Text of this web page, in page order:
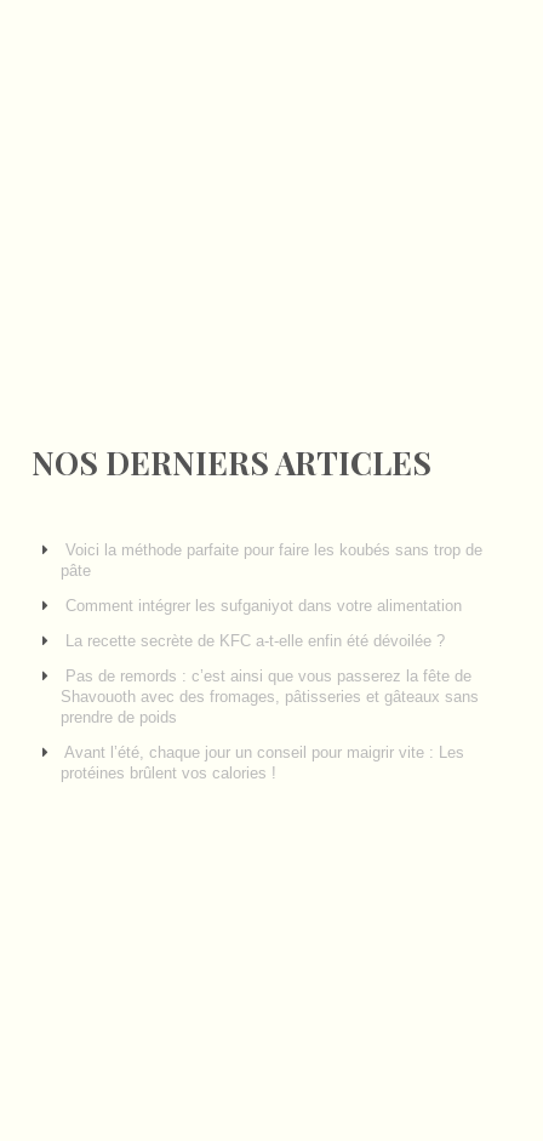
NOS DERNIERS ARTICLES
Voici la méthode parfaite pour faire les koubés sans trop de
pâte
Comment intégrer les sufganiyot dans votre alimentation
La recette secrète de KFC a-t-elle enfin été dévoilée ?
Pas de remords : c’est ainsi que vous passerez la fête de
Shavouoth avec des fromages, pâtisseries et gâteaux sans
prendre de poids
Avant l’été, chaque jour un conseil pour maigrir vite : Les
protéines brûlent vos calories !